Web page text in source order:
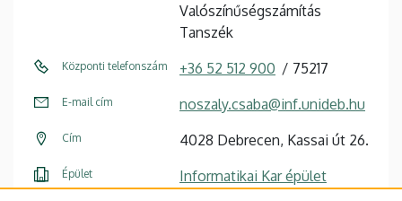
Valószínűségszámítás
Tanszék
Központi telefonszám +36 52 512 900 75217
E-mail cím noszaly.csaba@inf.unideb.hu
Cím 4028 Debrecen, Kassai út 26.
Épület Informatikai Kar épület